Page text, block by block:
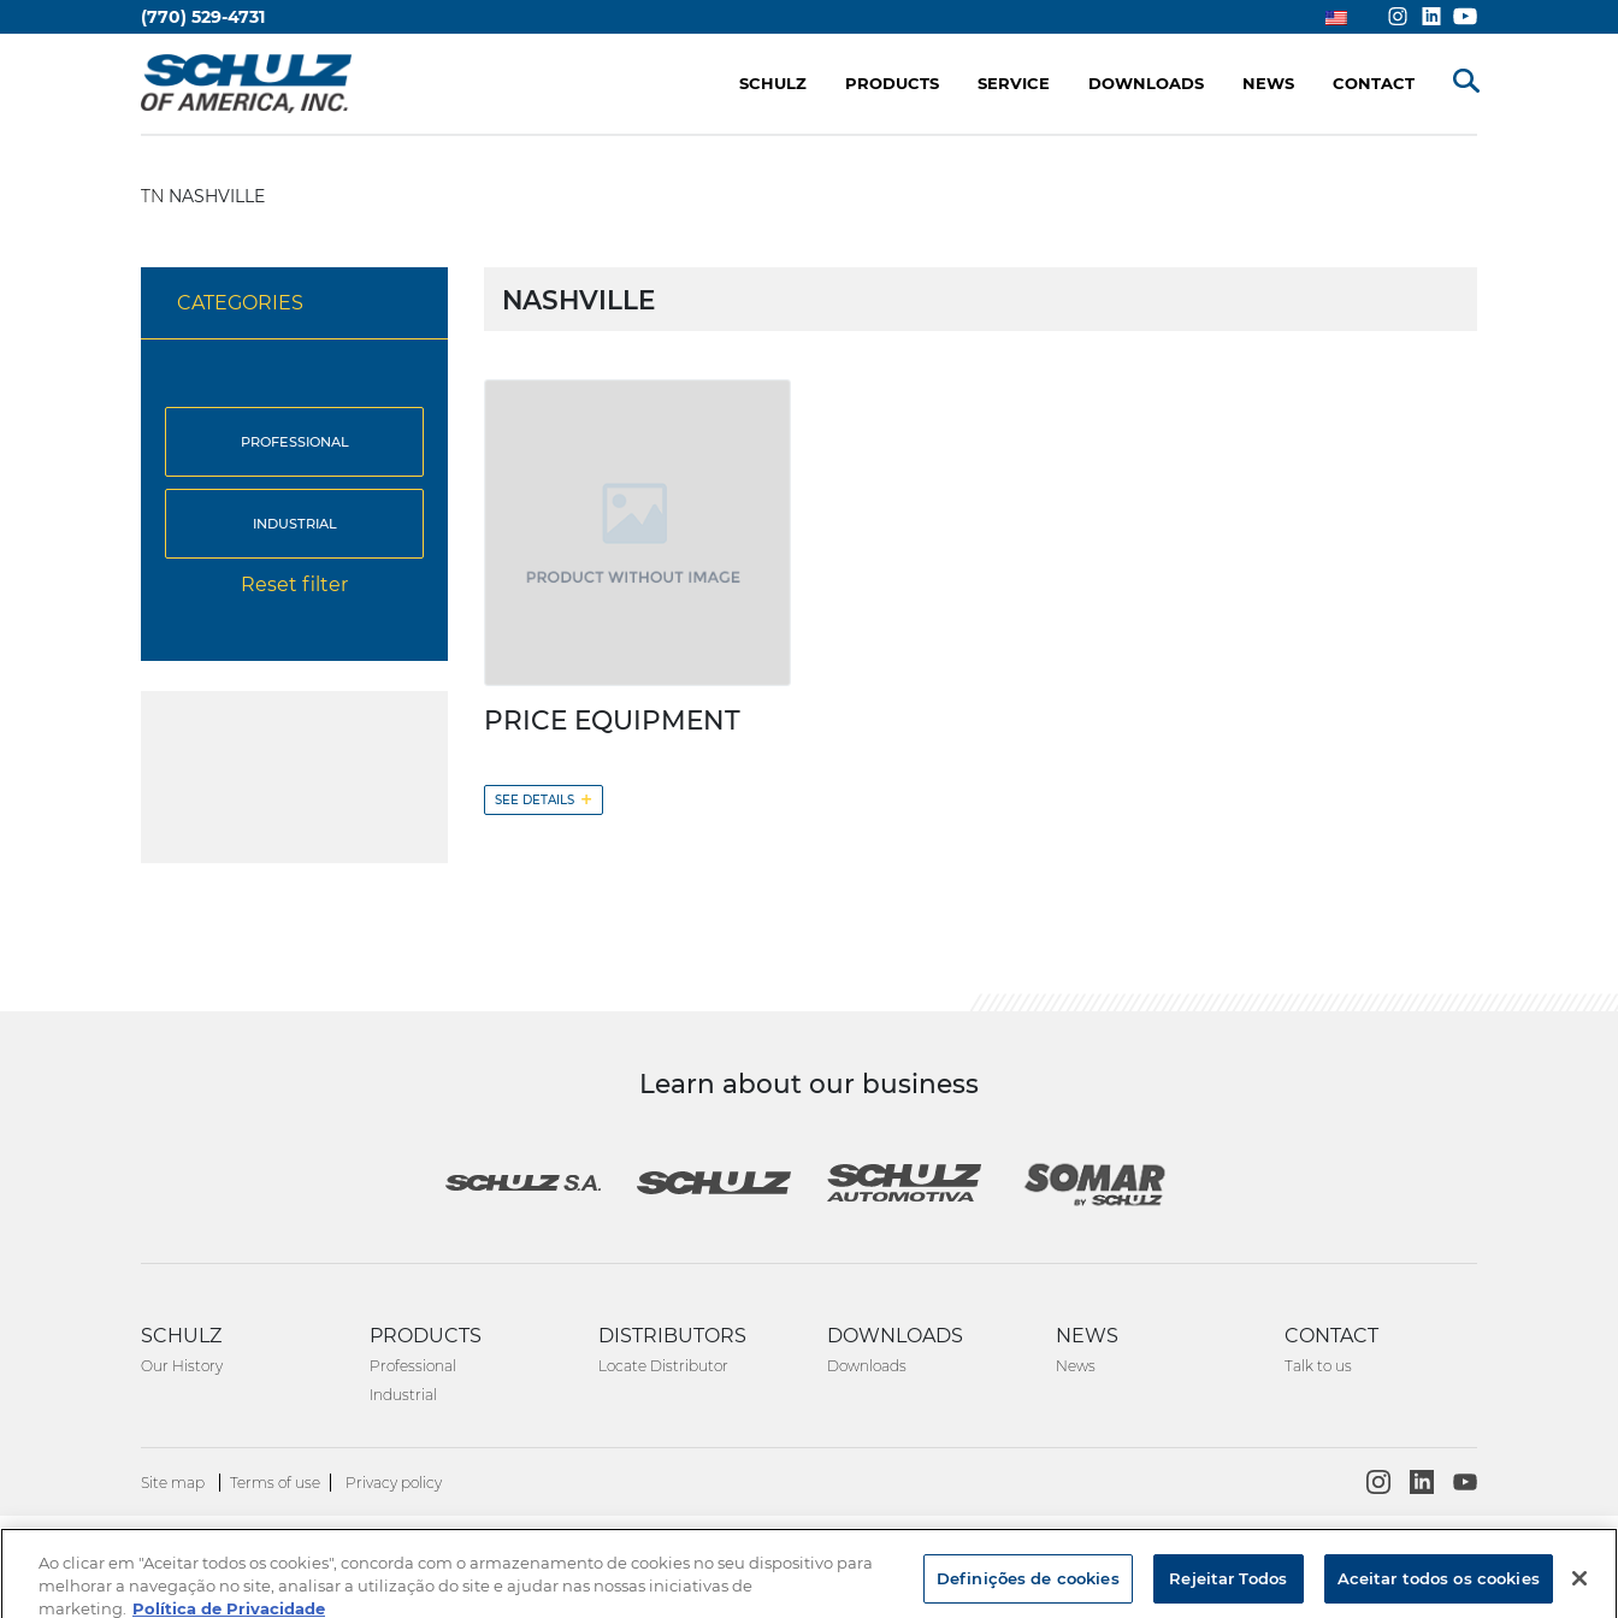
(770) 529-4731
TN NASHVILLE
CATEGORIES
PROFESSIONAL
INDUSTRIAL
Reset filter
NASHVILLE
PRICE EQUIPMENT
SEE DETAILS +
Learn about our business
SCHULZ
Our History
PRODUCTS
Professional
Industrial
DISTRIBUTORS
Locate Distributor
DOWNLOADS
Downloads
NEWS
News
CONTACT
Talk to us
Site map Terms of use Privacy policy
© 2026. All rights reserved.
Ao clicar em "Aceitar todos os cookies", concorda com o armazenamento de cookies no seu dispositivo para
melhorar a navegação no site, analisar a utilização do site e ajudar nas nossas iniciativas de
marketing.
Política de Privacidade
Definições de cookies Rejeitar Todos Aceitar todos os cookies
SCHULZ PRODUCTS SERVICE DOWNLOADS NEWS CONTACT